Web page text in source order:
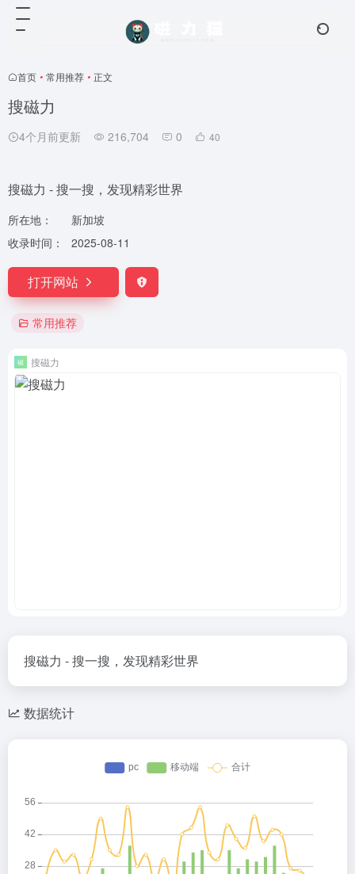
首页 • 常用推荐 • 正文
搜磁力
4个月前更新 216,704 0 40
搜磁力 - 搜一搜，发现精彩世界
所在地：
新加坡
收录时间：
2025-08-11
打开网站
常用推荐
搜磁力
搜磁力 - 搜一搜，发现精彩世界
数据统计